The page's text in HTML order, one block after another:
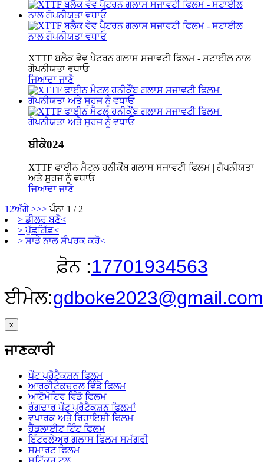
XTTF ਬਲੈਕ ਵੇਵ ਪੈਟਰਨ ਗਲਾਸ ਸਜਾਵਟੀ ਫਿਲਮ - ਸਟਾਈਲ ਨਾਲ
ਗੋਪਨੀਯਤਾ ਵਧਾਓ
ਜਿਆਦਾ ਜਾਣੋ
ਬੀਕੇ024
XTTF ਫਾਈਨ ਮੈਟਲ ਹਨੀਕੌਂਬ ਗਲਾਸ ਸਜਾਵਟੀ ਫਿਲਮ | ਗੋਪਨੀਯਤਾ
ਅਤੇ ਸੁਹਜ ਨੂੰ ਵਧਾਓ
ਜਿਆਦਾ ਜਾਣੋ
1 2ਅੱਗੇ >>> ਪੰਨਾ 1 / 2
> ਡੀਲਰ ਬਣੋ<
> ਪੁੱਛਗਿੱਛ<
> ਸਾਡੇ ਨਾਲ ਸੰਪਰਕ ਕਰੋ<
ਫ਼ੋਨ :17701934563
ਈਮੇਲ:gdboke2023@gmail.com
x
ਜਾਣਕਾਰੀ
ਪੇਂਟ ਪ੍ਰੋਟੈਕਸ਼ਨ ਫਿਲਮ
ਆਰਕੀਟੈਕਚਰਲ ਵਿੰਡੋ ਫਿਲਮ
ਆਟੋਮੋਟਿਵ ਵਿੰਡੋ ਫਿਲਮ
ਰੰਗਦਾਰ ਪੇਂਟ ਪ੍ਰੋਟੈਕਸ਼ਨ ਫਿਲਮਾਂ
ਵਪਾਰਕ ਅਤੇ ਰਿਹਾਇਸ਼ੀ ਫਿਲਮ
ਹੈੱਡਲਾਈਟ ਟਿੰਟ ਫਿਲਮ
ਇੰਟਰਲੇਅਰ ਗਲਾਸ ਫਿਲਮ ਸਮੱਗਰੀ
ਸਮਾਰਟ ਫਿਲਮ